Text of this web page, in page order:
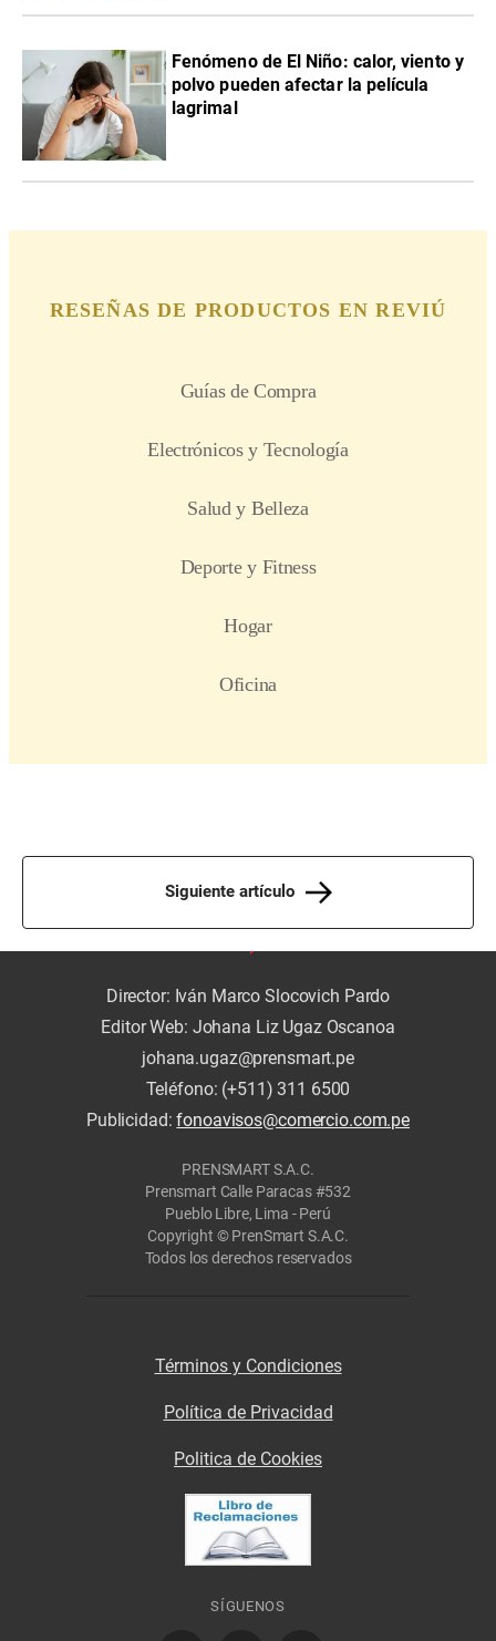
Fenómeno de El Niño: calor, viento y
polvo pueden afectar la película
lagrimal
Siguiente artículo
Director: Iván Marco Slocovich Pardo
Editor Web: Johana Liz Ugaz Oscanoa
johana.ugaz@prensmart.pe
Teléfono: (+511) 311 6500
Publicidad:fonoavisos@comercio.com.pe
PRENSMART S.A.C.
Prensmart Calle Paracas #532
Pueblo Libre, Lima - Perú
Copyright © PrenSmart S.A.C.
Todos los derechos reservados
Términos y Condiciones
Política de Privacidad
Politica de Cookies
SÍGUENOS